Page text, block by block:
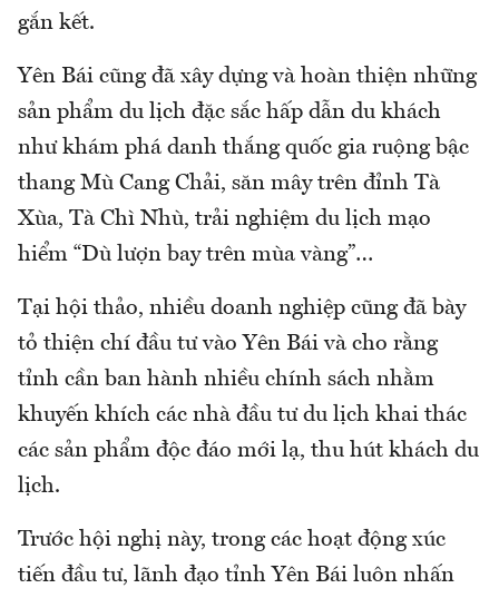
gắn kết.
Yên Bái cũng đã xây dựng và hoàn thiện những
sản phẩm du lịch đặc sắc hấp dẫn du khách
như khám phá danh thắng quốc gia ruộng bậc
thang Mù Cang Chải, săn mây trên đỉnh Tà
Xùa, Tà Chì Nhù, trải nghiệm du lịch mạo
hiểm “Dù lượn bay trên mùa vàng”…
Tại hội thảo, nhiều doanh nghiệp cũng đã bày
tỏ thiện chí đầu tư vào Yên Bái và cho rằng
tỉnh cần ban hành nhiều chính sách nhằm
khuyến khích các nhà đầu tư du lịch khai thác
các sản phẩm độc đáo mới lạ, thu hút khách du
lịch.
Trước hội nghị này, trong các hoạt động xúc
tiến đầu tư, lãnh đạo tỉnh Yên Bái luôn nhấn